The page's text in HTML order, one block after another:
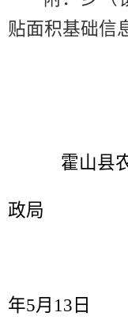
贴面积基础信
霍山县
政局
年5月 13 日